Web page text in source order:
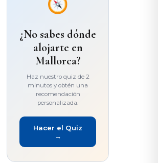
¿No sabes dónde
alojarte en
Mallorca?
Haz nuestro quiz de 2
minutos y obtén una
recomendación
personalizada.
Hacer el Quiz
→